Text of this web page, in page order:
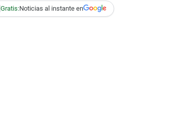
Gratis:Noticias al instante en